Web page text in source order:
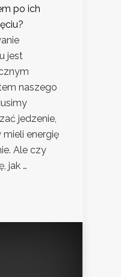
po ich
jest
naszego
jedzenie,
energię
Ale czy
jak …